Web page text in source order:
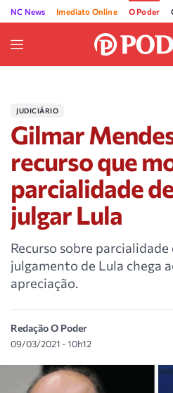
NC News Imediato Online O Poder
JUDICIÁRIO
Gilmar
recurso que
parcialidade
julgar Lula
Recurso sobre
julgamento de Lula chega
apreciação.
Redação O Poder
09/03/2021 - 10h12